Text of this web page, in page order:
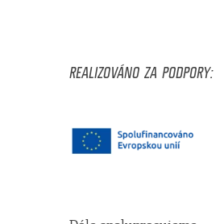
REALIZOVÁNO ZA PODPORY: